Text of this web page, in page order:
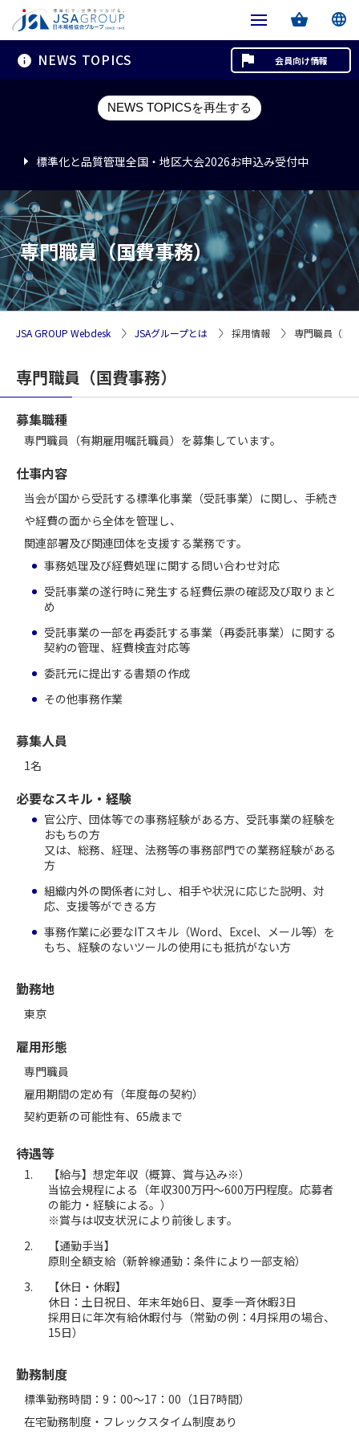
NEWS TOPICS
NEWS TOPICSを再生する
標準化と品質管理全国・地区大会2026お申込み受付中
標準化と品質管理全国・地区大会2026お申込み受付中
標準化と品質管理全国・地区大会2026お申込み受付中
会員向け情報
専門職員（国費事務）
JSA GROUP Webdesk JSAグループとは 採用情報 専門職員（国
専門職員（国費事務）
募集職種
専⾨職員（有期雇用嘱託職員）を募集しています。
仕事内容
当会が国から受託する標準化事業（受託事業）に関し、手続き
や経費の面から全体を管理し、
関連部署及び関連団体を支援する業務です。
事務処理及び経費処理に関する問い合わせ対応
受託事業の遂行時に発生する経費伝票の確認及び取りまと
め
受託事業の一部を再委託する事業（再委託事業）に関する
契約の管理、経費検査対応等
委託元に提出する書類の作成
その他事務作業
募集人員
1名
必要なスキル・経験
官公庁、団体等での事務経験がある方、受託事業の経験を
おもちの方
又は、総務、経理、法務等の事務部門での業務経験がある
方
組織内外の関係者に対し、相手や状況に応じた説明、対
応、支援等ができる方
事務作業に必要なITスキル（Word、Excel、メール等）を
もち、経験のないツールの使用にも抵抗がない方
勤務地
東京
雇用形態
専門職員
雇用期間の定め有（年度毎の契約）
契約更新の可能性有、65歳まで
待遇等
【給与】想定年収（概算、賞与込み※）
当協会規程による（年収300万円～600万円程度。応募者
の能力・経験による。）
※賞与は収支状況により前後します。
【通勤手当】
原則全額支給（新幹線通勤：条件により一部支給）
【休日・休暇】
休日：土日祝日、年末年始6⽇、夏季⼀⻫休暇3⽇
採用日に年次有給休暇付与（常勤の例：4月採用の場合、
15日）
勤務制度
標準勤務時間：9：00～17：00（1日7時間）
在宅勤務制度・フレックスタイム制度あり